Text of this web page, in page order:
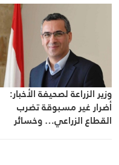
وزير الزراعة لصحيفة الأخبار:
أضرار غير مسبوقة تضرب
القطاع الزراعي… وخسائر
تقارب مليار دولار